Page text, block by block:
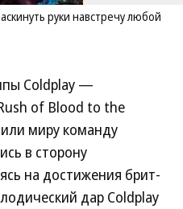
руки навстречу любой
Coldplay —
of Blood to the
миру команду
в сторону
на достижения брит-
дар Coldplay